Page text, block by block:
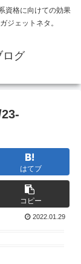
資格に向けての効果
ジェットネタ。
ログ
はてブ
コピー
2022.01.29